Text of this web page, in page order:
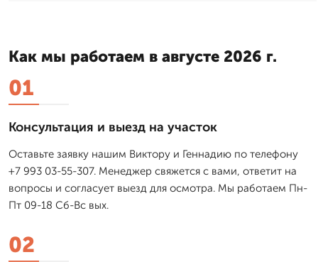
Как мы работаем в августе 2026 г.
01
Консультация и выезд на участок
Оставьте заявку нашим Виктору и Геннадию по телефону
+7 993 03-55-307. Менеджер свяжется с вами, ответит на
вопросы и согласует выезд для осмотра. Мы работаем Пн-
Пт 09-18 Сб-Вс вых.
02